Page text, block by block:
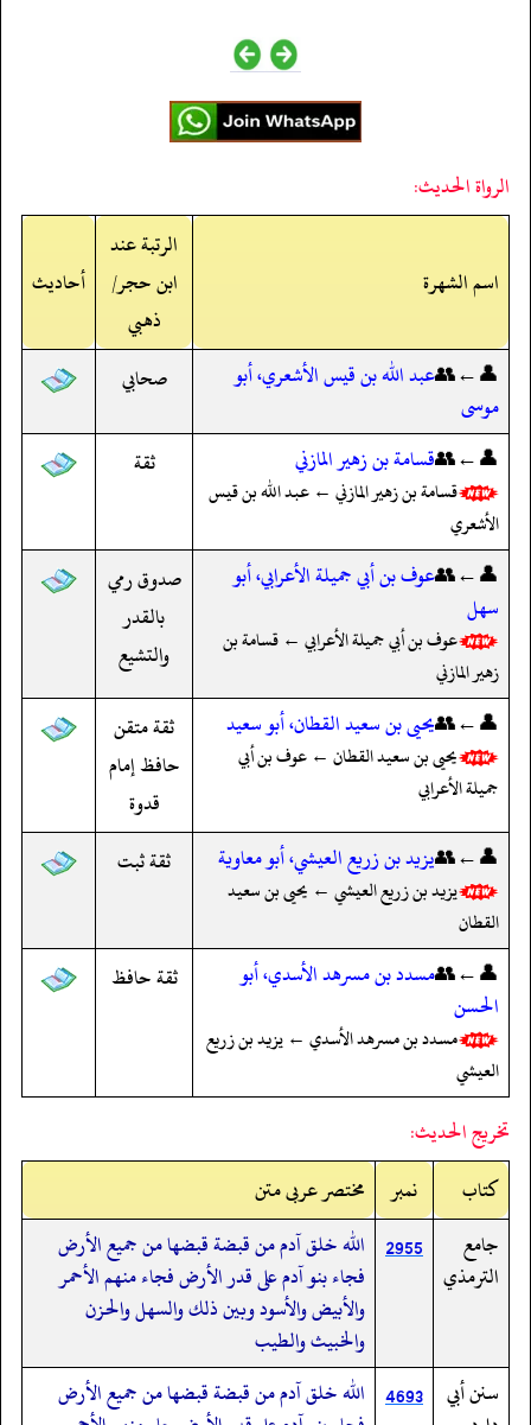
الرواة الحديث:
اسم الشهرة
الرتبة عند
ابن حجر/
ذهبي
أحاديث
👤←👥عبد الله بن قيس الأشعري، أبو
موسى
صحابي
👤←👥قسامة بن زهير المازني
قسامة بن زهير المازني ← عبد الله بن قيس
الأشعري
ثقة
👤←👥عوف بن أبي جميلة الأعرابي، أبو
سهل
عوف بن أبي جميلة الأعرابي ← قسامة بن
زهير المازني
صدوق رمي
بالقدر
والتشيع
👤←👥يحيى بن سعيد القطان، أبو سعيد
يحيى بن سعيد القطان ← عوف بن أبي
جميلة الأعرابي
ثقة متقن
حافظ إمام
قدوة
👤←👥يزيد بن زريع العيشي، أبو معاوية
يزيد بن زريع العيشي ← يحيى بن سعيد
القطان
ثقة ثبت
👤←👥مسدد بن مسرهد الأسدي، أبو
الحسن
مسدد بن مسرهد الأسدي ← يزيد بن زريع
العيشي
ثقة حافظ
تخريج الحديث:
کتاب
نمبر
مختصر عربی متن
جامع
الترمذي
2955 الله خلق آدم من قبضة قبضها من جميع الأرض
فجاء بنو آدم على قدر الأرض فجاء منهم الأحمر
والأبيض والأسود وبين ذلك والسهل والحزن
والخبيث والطيب
سنن أبي
4693 الله خلق آدم من قبضة قبضها من جميع الأرض